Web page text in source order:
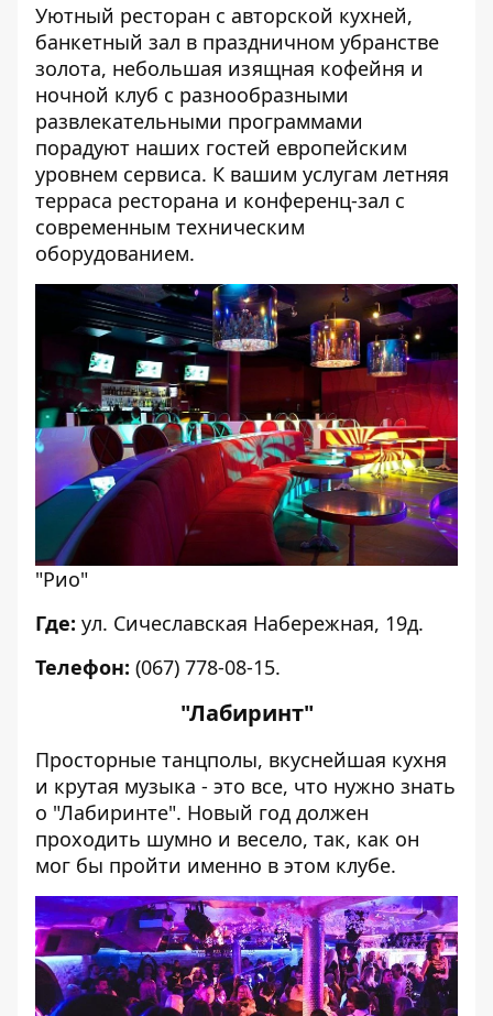
Уютный ресторан с авторской кухней,
банкетный зал в праздничном убранстве
золота, небольшая изящная кофейня и
ночной клуб с разнообразными
развлекательными программами
порадуют наших гостей европейским
уровнем сервиса. К вашим услугам летняя
терраса ресторана и конференц-зал с
современным техническим
оборудованием.
"Рио"
Где: ул. Cичеславская Набережная, 19д.
Телефон: (067) 778-08-15.
"Лабиринт"
Просторные танцполы, вкуснейшая кухня
и крутая музыка - это все, что нужно знать
о "Лабиринте". Новый год должен
проходить шумно и весело, так, как он
мог бы пройти именно в этом клубе.